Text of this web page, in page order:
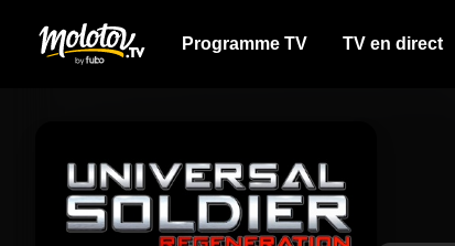
Programme TV TV en direct